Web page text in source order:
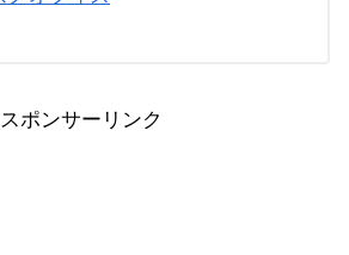
スポンサーリンク